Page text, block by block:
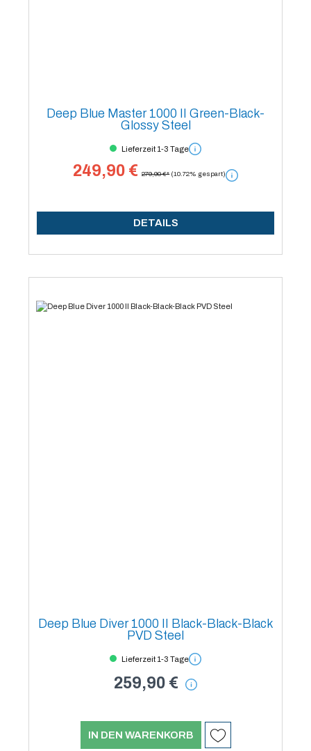
Deep Blue Master 1000 II Green-Black-
Glossy Steel
Lieferzeit 1-3 Tage
249,90 € 279,90 €* (10.72% gespart)
DETAILS
Deep Blue Diver 1000 II Black-Black-Black
PVD Steel
Lieferzeit 1-3 Tage
259,90 €
IN DEN WARENKORB